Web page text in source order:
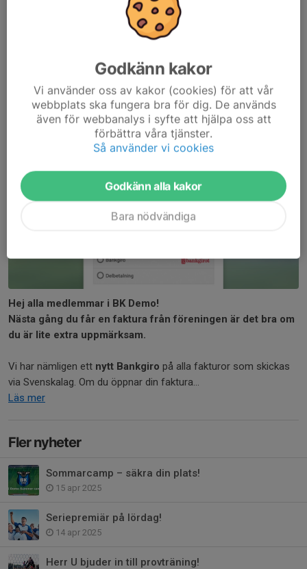
Om du inte redan laddat hem...
Nytt Bankgiro på våra fakturor
1 nov 2025
Hej alla medlemmar i BK Demo!
Nästa gång du får en faktura från föreningen är det bra om
du är lite extra uppmärksam.
Vi har nämligen ett nytt Bankgiro på alla fakturor som skickas
via Svenskalag. Om du öppnar din faktura...
Läs mer
Fler nyheter
Sommarcamp – säkra din plats!
15 apr 2025
Seriepremiär på lördag!
14 apr 2025
Herr U bjuder in till provträning!
Godkänn kakor
Vi använder oss av kakor (cookies) för att vår
webbplats ska fungera bra för dig. De används
även för webbanalys i syfte att hjälpa oss att
förbättra våra tjänster.
Så använder vi cookies
Godkänn alla kakor
Bara nödvändiga